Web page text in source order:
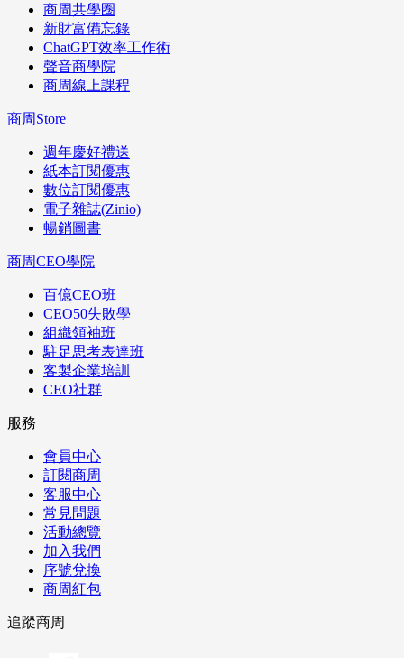
商周共學圈
新財富備忘錄
ChatGPT效率工作術
聲音商學院
商周線上課程
商周Store
週年慶好禮送
紙本訂閱優惠
數位訂閱優惠
電子雜誌(Zinio)
暢銷圖書
商周CEO學院
百億CEO班
CEO50失敗學
組織領袖班
駐足思考表達班
客製企業培訓
CEO社群
服務
會員中心
訂閱商周
客服中心
常見問題
活動總覽
加入我們
序號兌換
商周紅包
追蹤商周